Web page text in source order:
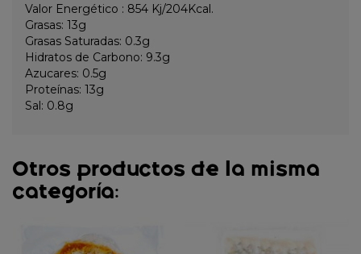
Valor Energético : 854 Kj/204Kcal.
Grasas: 13g
Grasas Saturadas: 0.3g
Hidratos de Carbono: 9.3g
Azucares: 0.5g
Proteínas: 13g
Sal: 0.8g
Otros productos de la misma
categoría: